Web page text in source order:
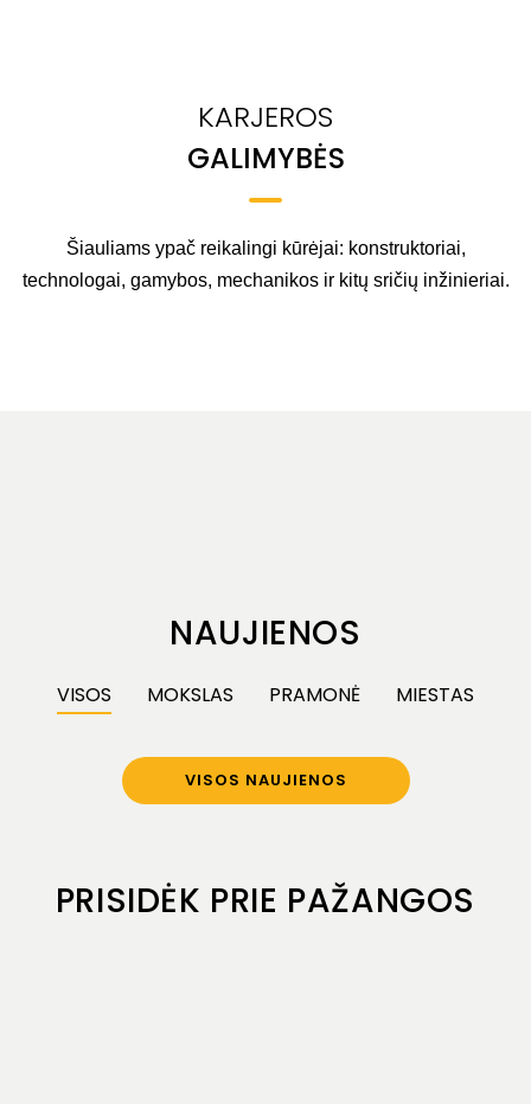
KARJEROS
GALIMYBĖS
Šiauliams ypač reikalingi kūrėjai: konstruktoriai,
technologai, gamybos, mechanikos ir kitų sričių inžinieriai.
NAUJIENOS
VISOS MOKSLAS PRAMONĖ MIESTAS
VISOS NAUJIENOS
PRISIDĖK PRIE PAŽANGOS